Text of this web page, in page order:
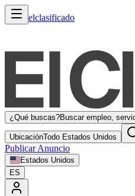
elclasificado
¿Qué buscas?Buscar empleo,
UbicaciónTodo Estados Unidos
Publicar Anuncio
Estados Unidos
ES